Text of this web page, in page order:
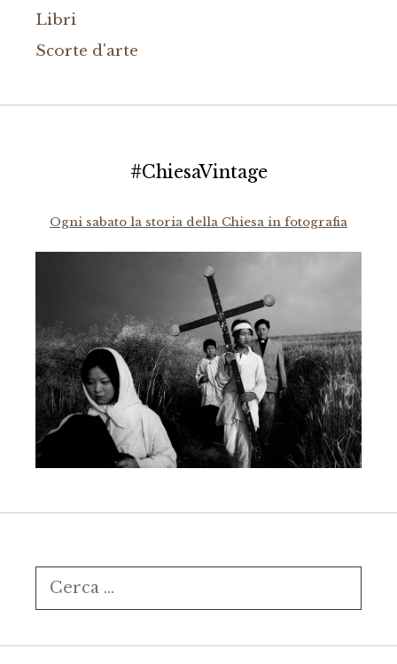
Libri
Scorte d'arte
#ChiesaVintage
Ogni sabato la storia della Chiesa in fotografia
Ricerca
per: